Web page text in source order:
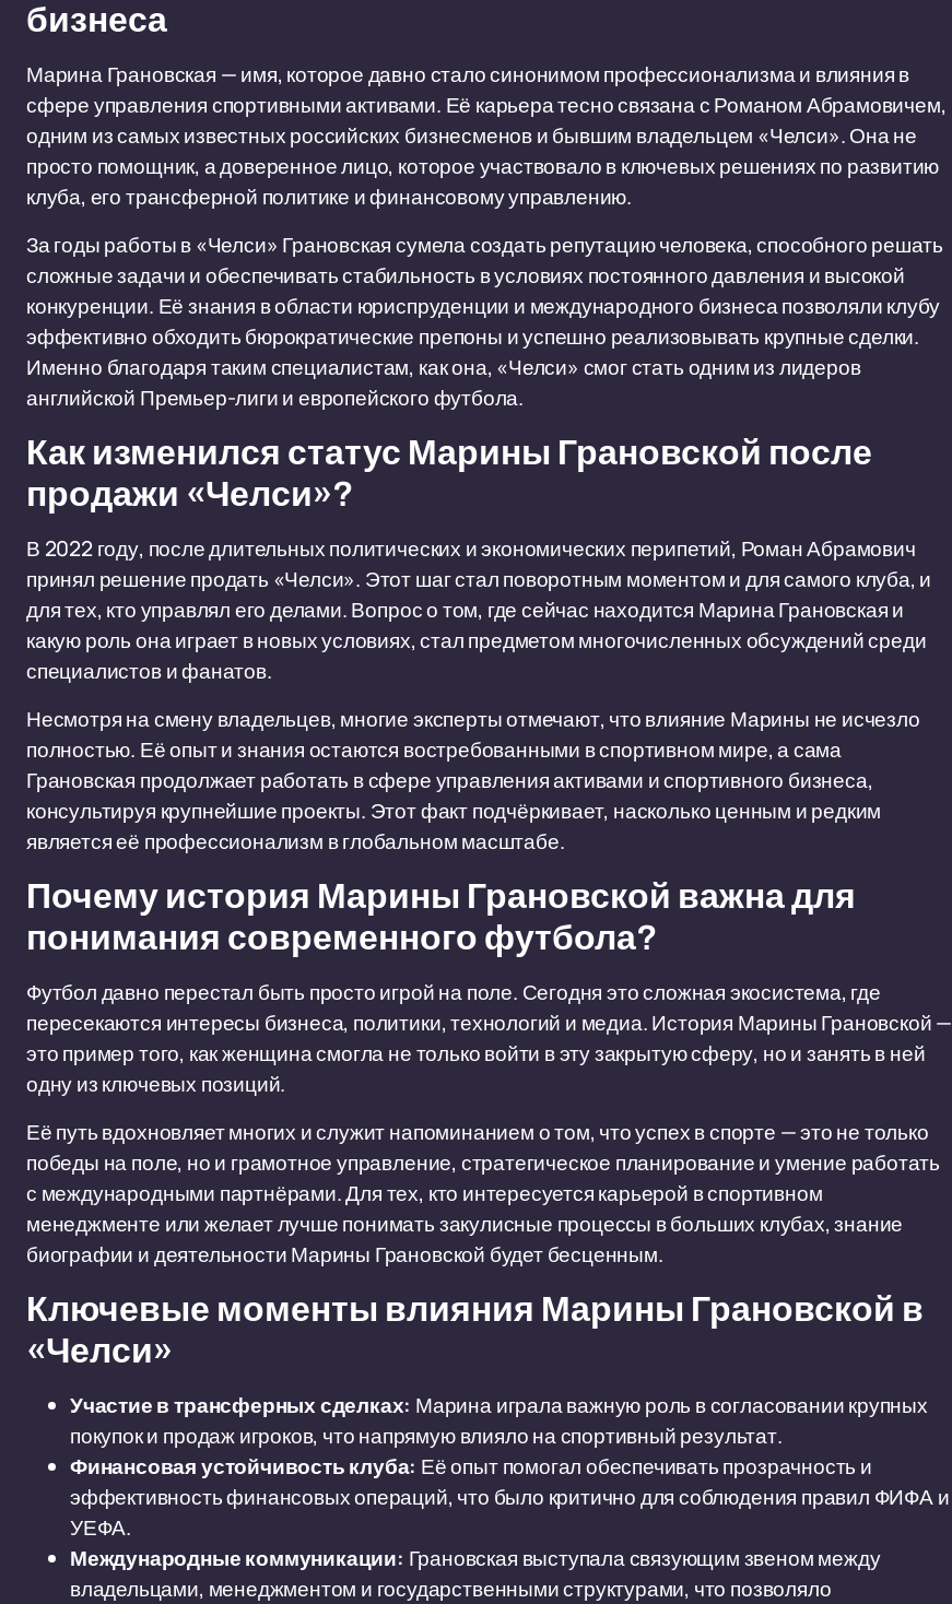
бизнеса
Марина Грановская — имя, которое давно стало синонимом профессионализма и влияния в
сфере управления спортивными активами. Её карьера тесно связана с Романом Абрамовичем,
одним из самых известных российских бизнесменов и бывшим владельцем «Челси». Она не
просто помощник, а доверенное лицо, которое участвовало в ключевых решениях по развитию
клуба, его трансферной политике и финансовому управлению.
За годы работы в «Челси» Грановская сумела создать репутацию человека, способного решать
сложные задачи и обеспечивать стабильность в условиях постоянного давления и высокой
конкуренции. Её знания в области юриспруденции и международного бизнеса позволяли клубу
эффективно обходить бюрократические препоны и успешно реализовывать крупные сделки.
Именно благодаря таким специалистам, как она, «Челси» смог стать одним из лидеров
английской Премьер-лиги и европейского футбола.
Как изменился статус Марины Грановской после
продажи «Челси»?
В 2022 году, после длительных политических и экономических перипетий, Роман Абрамович
принял решение продать «Челси». Этот шаг стал поворотным моментом и для самого клуба, и
для тех, кто управлял его делами. Вопрос о том, где сейчас находится Марина Грановская и
какую роль она играет в новых условиях, стал предметом многочисленных обсуждений среди
специалистов и фанатов.
Несмотря на смену владельцев, многие эксперты отмечают, что влияние Марины не исчезло
полностью. Её опыт и знания остаются востребованными в спортивном мире, а сама
Грановская продолжает работать в сфере управления активами и спортивного бизнеса,
консультируя крупнейшие проекты. Этот факт подчёркивает, насколько ценным и редким
является её профессионализм в глобальном масштабе.
Почему история Марины Грановской важна для
понимания современного футбола?
Футбол давно перестал быть просто игрой на поле. Сегодня это сложная экосистема, где
пересекаются интересы бизнеса, политики, технологий и медиа. История Марины Грановской —
это пример того, как женщина смогла не только войти в эту закрытую сферу, но и занять в ней
одну из ключевых позиций.
Её путь вдохновляет многих и служит напоминанием о том, что успех в спорте — это не только
победы на поле, но и грамотное управление, стратегическое планирование и умение работать
с международными партнёрами. Для тех, кто интересуется карьерой в спортивном
менеджменте или желает лучше понимать закулисные процессы в больших клубах, знание
биографии и деятельности Марины Грановской будет бесценным.
Ключевые моменты влияния Марины Грановской в
«Челси»
Участие в трансферных сделках: Марина играла важную роль в согласовании крупных
покупок и продаж игроков, что напрямую влияло на спортивный результат.
Финансовая устойчивость клуба: Её опыт помогал обеспечивать прозрачность и
эффективность финансовых операций, что было критично для соблюдения правил ФИФА и
УЕФА.
Международные коммуникации: Грановская выступала связующим звеном между
владельцами, менеджментом и государственными структурами, что позволяло